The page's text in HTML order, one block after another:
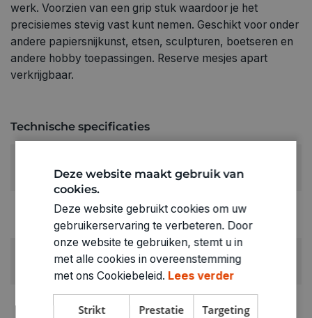
werk. Voorzien van een grip stuk waardoor je het
precisiemes stevig vast kunt nemen. Geschikt voor onder
andere papiersnijkunst, etsen, sculpturen, boetseren en
andere hobby toepassingen. Reserve mesjes apart
verkrijgbaar.
Technische specificaties
Snijmessen
GEWICHT
0.026kg
Deze website maakt gebruik van
cookies.
Deze website gebruikt cookies om uw
gebruikerservaring te verbeteren. Door
onze website te gebruiken, stemt u in
met alle cookies in overeenstemming
met ons Cookiebeleid. Lees verder
Strikt
Prestatie Targeting